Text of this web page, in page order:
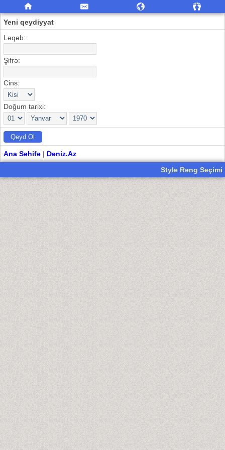
Yeni qeydiyyat
Ləqəb:
Şifrə:
Cins:
Doğum tarixi:
Ana Səhifə | Deniz.Az
Style Rəng Seçimi